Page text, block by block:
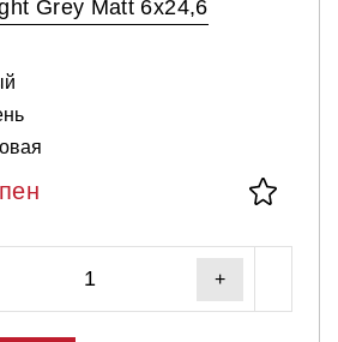
Grey Matt 6x24,6
+